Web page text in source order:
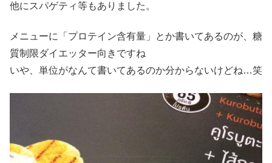
他にスパゲティ等もありました。
メニューに「プロテイン含有量」とか書いてあるのが、糖
質制限ダイエッター向きですね
いや、単位がなんて書いてあるのか分からないけどね…笑